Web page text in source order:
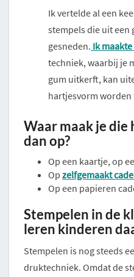
Ik vertelde al een
stempels die uit een
gesneden. Ik
techniek, waarbij je
gum uitkerft, kan
hartjesvorm worden
Waar maak je die
dan op?
Op een kaartje, op
Op zelfgemaakt
Op een papieren
Stempelen in de
leren kinderen
Stempelen is nog steeds
druktechniek. Omdat de